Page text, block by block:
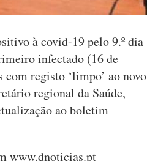
à covid-19 pelo 9.º dia
infectado (16 de
registo ‘limpo’ ao novo
regional da Saúde,
ao boletim
www.dnoticias.pt